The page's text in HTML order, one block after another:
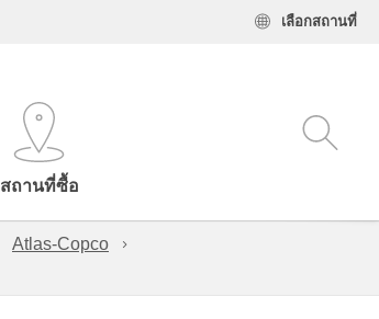
เลือกสถานที่
สถานที่ซื้อ
Atlas-Copco